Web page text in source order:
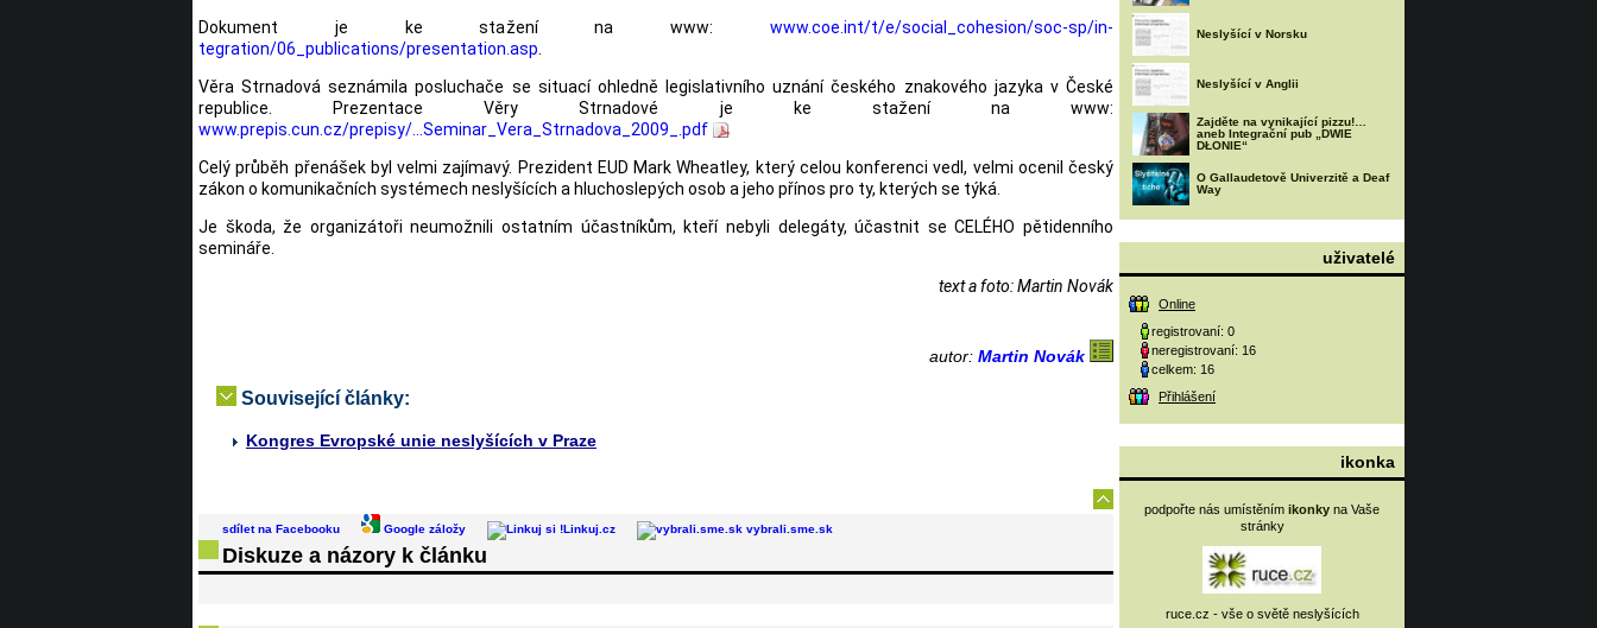
Dokument je ke stažení na www: www.coe.int/t/e/social_cohesion/soc-sp/in-
tegration/06_publications/presentation.asp
Věra Strnadová seznámila posluchače se situací ohledně legislativního uznání českého znakového jazyka v České
republice. Prezentace Věry Strnadové je ke stažení na www:
www.prepis.cun.cz/prepisy/...Seminar_Vera_Strnadova_2009_.pdf
Celý průběh přenášek byl velmi zajímavý. Prezident EUD Mark Wheatley, který celou konferenci vedl, velmi ocenil český
zákon o komunikačních systémech neslyšících a hluchoslepých osob a jeho přínos pro ty, kterých se týká.
Je škoda, že organizátoři neumožnili ostatním účastníkům, kteří nebyli delegáty, účastnit se CELÉHO pětidenního
semináře.
text a foto: Martin Novák
autor: Martin Novák
Související články:
Kongres Evropské unie neslyšících v Praze
sdílet na Facebooku Google záložy Linkuj.cz vybrali.sme.sk
Diskuze a názory k článku
Neslyšící v Norsku
Neslyšící v Anglii
Zajděte na vynikající pizzu!…
aneb Integrační pub „DWIE
DŁONIE“
O Gallaudetově Univerzitě a Deaf
Way
uživatelé
Online
registrovaní: 0
neregistrovaní: 16
celkem: 16
Přihlášení
ikonka
podpořte nás umístěním ikonky na Vaše
stránky
ruce.cz - vše o světě neslyšících